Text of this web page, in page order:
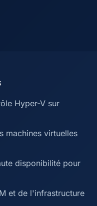
Hyper-V sur
machines virtuelles
disponibilité pour
et de l'infrastructure